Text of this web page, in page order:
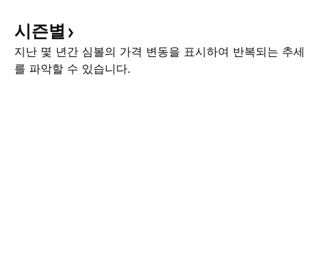
시즌별
지난 몇 년간 심볼의 가격 변동을 표시하여 반복되는 추세
를 파악할 수 있습니다.